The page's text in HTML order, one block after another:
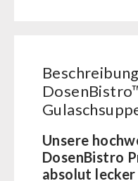
Armee-Material /
Frühstück
Suppen
Hauptmahlzeiten
Dessert
Ergänzungs-Pakete
Unsere
DosenBistro
absolut lecker